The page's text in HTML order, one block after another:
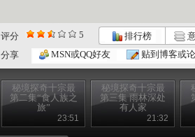
评分 5 排行榜
分享
MSN或QQ好友 贴到博客或
秘境探奇十宗最
第二集“食人族之
旅”
23:51
秘境探奇十宗最
第三集 雨林深处
有人家
21:32